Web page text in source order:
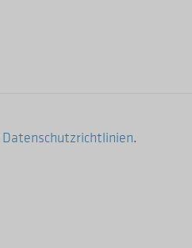
Datenschutzrichtlinien.